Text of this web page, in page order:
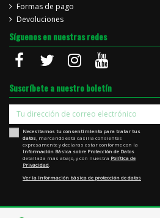
Formas de pago
Devoluciones
Síguenos en nuestras redes
Suscríbete a nuestro boletín
Necesitamos tu consentimiento para tratar tus
datos , marcando está casilla consientes
expresamente y declaras estar conforme con la
Información Básica sobre Protección de Datos
detallada más abajo, y con nuestra Política de
Privacidad
Ver la Información básica de protección de datos